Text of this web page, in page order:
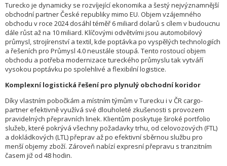
Turecko je dynamicky se rozvíjející ekonomika a šestý nejvýznamnější
obchodní partner České republiky mimo EU. Objem vzájemného
obchodu v roce 2024 dosáhl téměř 6 miliard dolarů s cílem v budoucnu
dále růst až na 10 miliard. Klíčovými odvětvími jsou automobilový
průmysl, strojírenství a textil, kde poptávka po vyspělých technologiích
a řešeních pro Průmysl 4.0 neustále stoupá. Tento rostoucí objem
obchodu a potřeba modernizace tureckého průmyslu tak vytváří
vysokou poptávku po spolehlivé a flexibilní logistice.
Komplexní logistická řešení pro plynulý obchodní koridor
Díky vlastním pobočkám a místním týmům v Turecku i v ČR cargo-
partner efektivně využívá své dlouholeté zkušenosti s provozem
pravidelných přepravních linek. Klientům poskytuje široké portfolio
služeb, které pokrývá všechny požadavky trhu, od celovozových (FTL)
a dokládkových (LTL) přeprav až po efektivní sběrnou službu pro
menší objemy zboží. Zároveň nabízí expresní přepravu s tranzitním
časem již od 48 hodin.